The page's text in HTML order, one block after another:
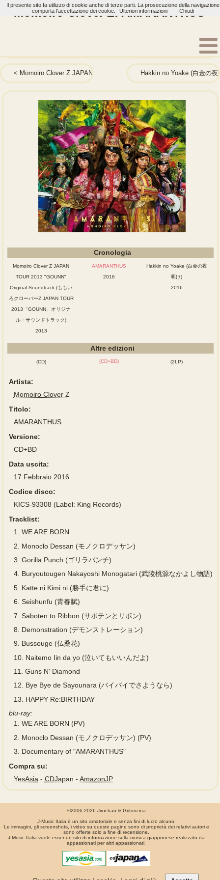
Momoiro Clover Z: AMARANTHUS
Momoiro Clover Z JAPAN TOUR 2013 "GOUNN" Original
Hakkin no Yoake (白金の夜
Cronologia
Momoiro Clover Z JAPAN
TOUR 2013 "GOUNN"
Original Soundtrack (ももい
ろクローバーZ JAPAN TOUR
2013「GOUNN」オリジナ
ル・サウンドトラック)
2013
AMARANTHUS
2016
Hakkin no Yoake (白金の夜
明け)
2016
Altre edizioni
(CD) (CD+BD) (2LP)
Artista:
Momoiro Clover Z
Titolo:
AMARANTHUS
Versione:
CD+BD
Data uscita:
17 Febbraio 2016
Codice disco:
KICS-93308 (Label: King Records)
Tracklist:
1.
WE ARE BORN
2.
Monoclo Dessan (モノクロデッサン)
3. Gorilla Punch (ゴリラパンチ)
4. Buryoutougen Nakayoshi Monogatari (武陵桃源なかよし物語)
5. Katte ni Kimi ni (勝手に君に)
6. Seishunfu (青春賦)
7. Saboten to Ribbon (サボテンとリボン)
8.
Demonstration (デモンストレーション)
9. Bussouge (仏桑花)
10. Naitemo Iin da yo (泣いてもいいんだよ)
11.
Guns N' Diamond
12. Bye Bye de Sayounara (バイバイでさようなら)
13.
HAPPY Re:BIRTHDAY
blu-ray:
1. WE ARE BORN (PV)
2.
Monoclo Dessan (モノクロデッサン) (PV)
3.
Documentary of "AMARANTHUS"
Compra su:
YesAsia - CDJapan - AmazonJP
©2006-2026 Jirochan & Grifoncina
J-Music Italia è un sito amatoriale e senza fini di lucro alcuno.
Le immagini, gli screenshots, i video su queste pagine sono di proprietà dei relativi autori e
sono offerte solo a fine di recensione.
J-Music Italia vuole esser un sito di informazione sulla musica giapponese realizzato da
appassionati per altri appassionati.
Il presente sito fa utilizzo di cookie anche di terze parti. La prosecuzione della navigazione
comporta l'accettazione dei cookie.
Ulteriori informazioni Chiudi